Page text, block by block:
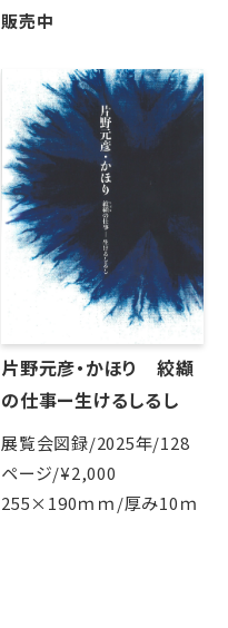
販売中
片野元彦・かほり 絞纈
の仕事ー生けるしるし
展覧会図録/2025年/128
ページ/¥2,000
255×190ｍｍ/厚み10ｍ